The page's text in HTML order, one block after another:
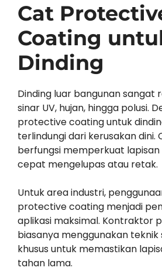
Cat
Coating
Dinding
Dinding luar bangunan
sinar UV, hujan, hingga polusi.
protective coating untuk
terlindungi dari kerusakan dini.
berfungsi memperkuat
cepat mengelupas atau retak.
Untuk area industri,
protective coating menjadi
aplikasi maksimal. Kontraktor
biasanya menggunakan
khusus untuk memastikan
tahan lama.